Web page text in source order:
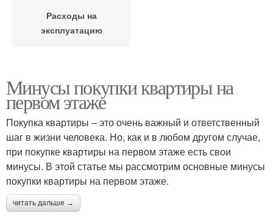
Расходы на
эксплуатацию
Минусы покупки квартиры на
первом этаже
Покупка квартиры – это очень важный и ответственный
шаг в жизни человека. Но, как и в любом другом случае,
при покупке квартиры на первом этаже есть свои
минусы. В этой статье мы рассмотрим основные минусы
покупки квартиры на первом этаже.
читать дальше →